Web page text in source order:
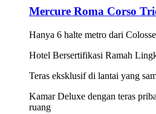
Mercure Roma Corso
Hanya 6 halte metro dari
Hotel Bersertifikasi Ramah
Teras eksklusif di lantai yang
Kamar Deluxe dengan teras
ruang